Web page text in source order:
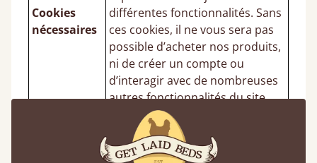
Cookies
nécessaires
différentes fonctionnalités. Sans
ces cookies, il ne vous sera pas
possible d’acheter nos produits,
ni de créer un compte ou
d’interagir avec de nombreuses
autres fonctionnalités du site.
Ces cookies aident à suivre vos
centres d’intérêt ainsi que les
pages que vous avez consultées